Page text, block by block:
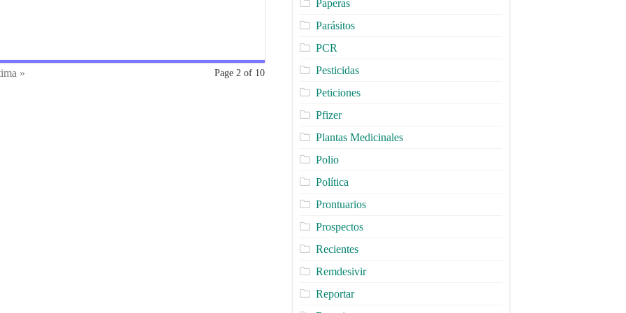
Page 2 of 10
»
Paperas
Parásitos
PCR
Pesticidas
Peticiones
Pfizer
Plantas Medicinales
Polio
Política
Prontuarios
Prospectos
Recientes
Remdesivir
Reportar